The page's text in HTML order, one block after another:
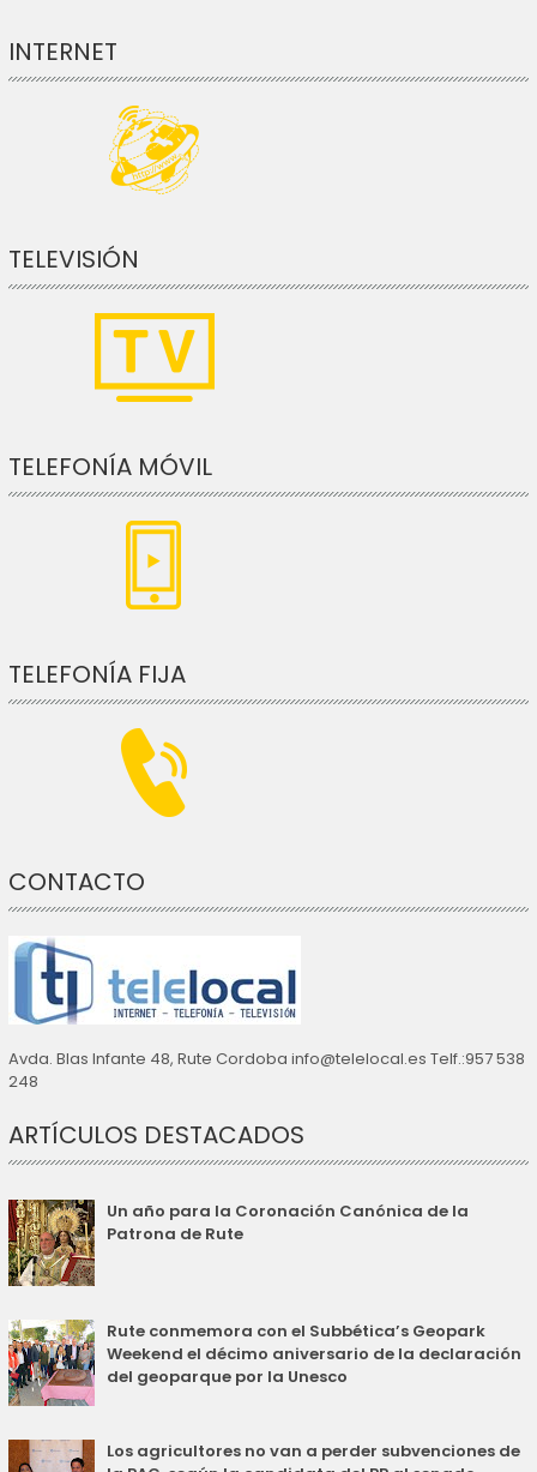
INTERNET
TELEVISIÓN
TELEFONÍA MÓVIL
TELEFONÍA FIJA
CONTACTO
Avda. Blas Infante 48, Rute Cordoba info@telelocal.es Telf.:957 538
248
ARTÍCULOS DESTACADOS
Un año para la Coronación Canónica de la
Patrona de Rute
Rute conmemora con el Subbética’s Geopark
Weekend el décimo aniversario de la declaración
del geoparque por la Unesco
Los agricultores no van a perder subvenciones de